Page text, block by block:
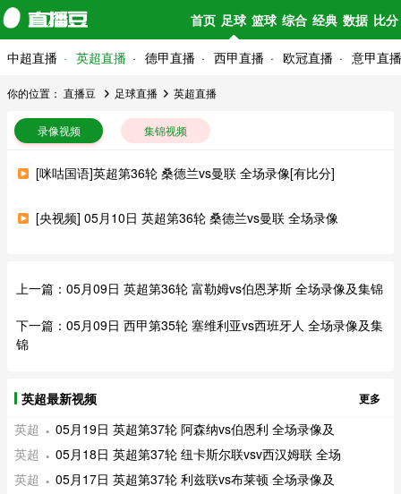
首页 足球 篮球 综合 经典 数据 比分
中超直播 英超直播 德甲直播 西甲直播 欧冠直播 意甲直播
你的位置： 直播豆 足球直播 英超直播
录像视频 集锦视频
[咪咕国语]英超第36轮 桑德兰vs曼联 全场录像[有比分]
[央视频] 05月10日 英超第36轮 桑德兰vs曼联 全场录像
上一篇： 05月09日 英超第36轮 富勒姆vs伯恩茅斯 全场录像及集锦
下一篇： 05月09日 西甲第35轮 塞维利亚vs西班牙人 全场录像及集
锦
英超最新视频 更多
英超
05月19日 英超第37轮 阿森纳vs伯恩利 全场录像及
英超
05月18日 英超第37轮 纽卡斯尔联vsv西汉姆联 全场
英超
05月17日 英超第37轮 利兹联vs布莱顿 全场录像及